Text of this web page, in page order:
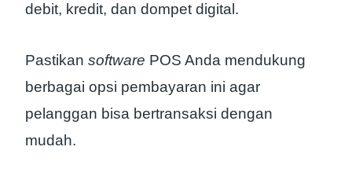
debit, kredit, dan dompet digital.
Pastikan software POS Anda mendukung
berbagai opsi pembayaran ini agar
pelanggan bisa bertransaksi dengan
mudah.